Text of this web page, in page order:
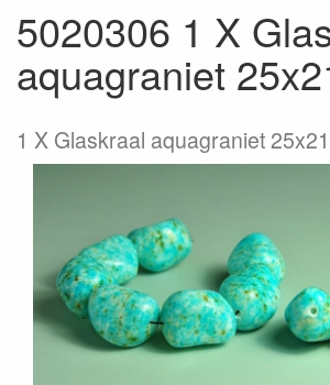
5020306 1 X
aquagraniet
1 X Glaskraal aquagraniet